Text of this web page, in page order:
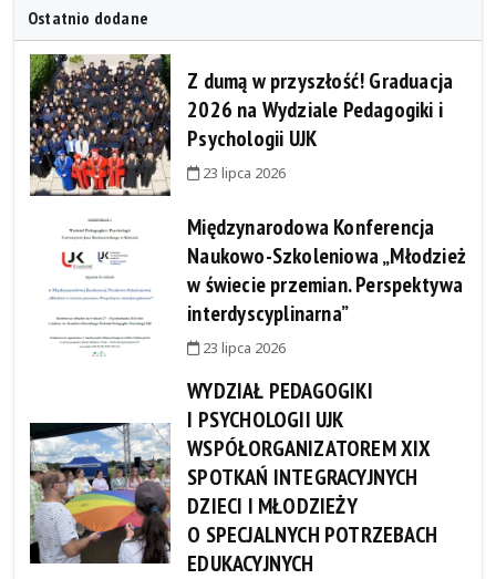
Ostatnio dodane
Z dumą w przyszłość! Graduacja
2026 na Wydziale Pedagogiki i
Psychologii UJK
23 lipca 2026
Międzynarodowa Konferencja
Naukowo-Szkoleniowa „Młodzież
w świecie przemian. Perspektywa
interdyscyplinarna”
23 lipca 2026
WYDZIAŁ PEDAGOGIKI
I PSYCHOLOGII UJK
WSPÓŁORGANIZATOREM XIX
SPOTKAŃ INTEGRACYJNYCH
DZIECI I MŁODZIEŻY
O SPECJALNYCH POTRZEBACH
EDUKACYJNYCH